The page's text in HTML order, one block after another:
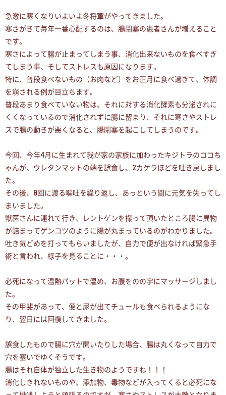
急激に寒くなりいよいよ冬将軍がやってきました。
寒さがきて毎年一番心配するのは、腸閉塞の患者さんが増えること
です。
寒さによって腸が止まってしまう事、消化出来ないものを食べすぎ
てしまう事、そしてストレスも原因になります。
特に、普段食べないもの（お肉など）をお正月に食べ過ぎて、体調
を崩される例が目立ちます。
普段あまり食べていない物は、それに対する消化酵素も分泌されに
くくなっているので消化されずに腸に留まり、それに寒さやストレ
スで腸の動きが悪くなると、腸閉塞を起こしてしまうのです。
今回、今年4月に生まれて我が家の家族に加わったキジトラのココち
ゃんが、ウレタンマットの端を誤食し、2カケラほどを吐き戻しまし
た。
その後、8回に渡る嘔吐を繰り返し、あっという間に元気を失ってし
まいました。
獣医さんに連れて行き、レントゲンを撮って頂いたところ腸に異物
が詰まってゲンコツのように腸が丸まっているのがわかりました。
吐き気どめを打ってもらいましたが、自力で便が出なければ緊急手
術と言われ、様子を見ることに・・・。
必死になって温熱パットで温め、お腹をのの字にマッサージしまし
た。
その甲斐があって、便と尿が出てチュールも食べられるようにな
り、翌日には回復してきました。
誤食したもので腸に穴が開いたりした場合、腸は丸くなって自力で
穴を塞いでゆくそうです。
腸はそれ自体が独立した生き物のようですね！！！
消化しきれないものや、添加物、毒物などが入ってくると必死にな